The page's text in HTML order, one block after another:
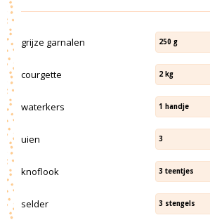
grijze garnalen 250 g
courgette 2 kg
waterkers 1 handje
uien 3
knoflook 3 teentjes
selder 3 stengels